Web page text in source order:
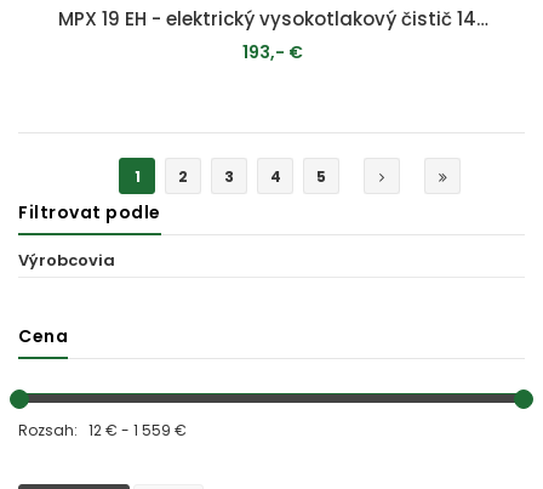
MPX 19 EH - elektrický vysokotlakový čistič 140 bar
193,- €
1 2 3 4 5
Filtrovat podle
Výrobcovia
Cena
Rozsah: 12 € - 1 559 €